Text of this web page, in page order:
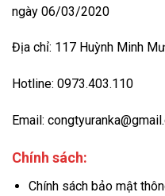
ngày 06/03/2020
Địa chỉ: 117 Huỳnh Minh
Hotline: 0973.403.110
Email:
Chính sách:
Chính sách bảo mật